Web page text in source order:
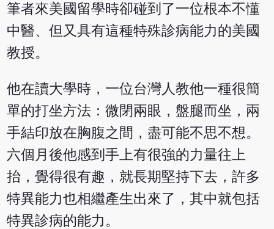
筆者來美國留學時卻碰到了一位根本不懂
中醫、但又具有這種特殊診病能力的美國
教授。
他在讀大學時，一位台灣人教他一種很簡
單的打坐方法：微閉兩眼，盤腿而坐，兩
手結印放在胸腹之間，盡可能不思不想。
六個月後他感到手上有很強的力量往上
抬，覺得很有趣，就長期堅持下去，許多
特異能力也相繼產生出來了，其中就包括
特異診病的能力。